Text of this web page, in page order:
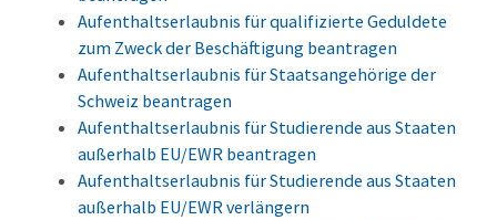
Aufenthaltserlaubnis für qualifizierte Geduldete
zum Zweck der Beschäftigung beantragen
Aufenthaltserlaubnis für Staatsangehörige der
Schweiz beantragen
Aufenthaltserlaubnis für Studierende aus Staaten
außerhalb EU/EWR beantragen
Aufenthaltserlaubnis für Studierende aus Staaten
außerhalb EU/EWR verlängern